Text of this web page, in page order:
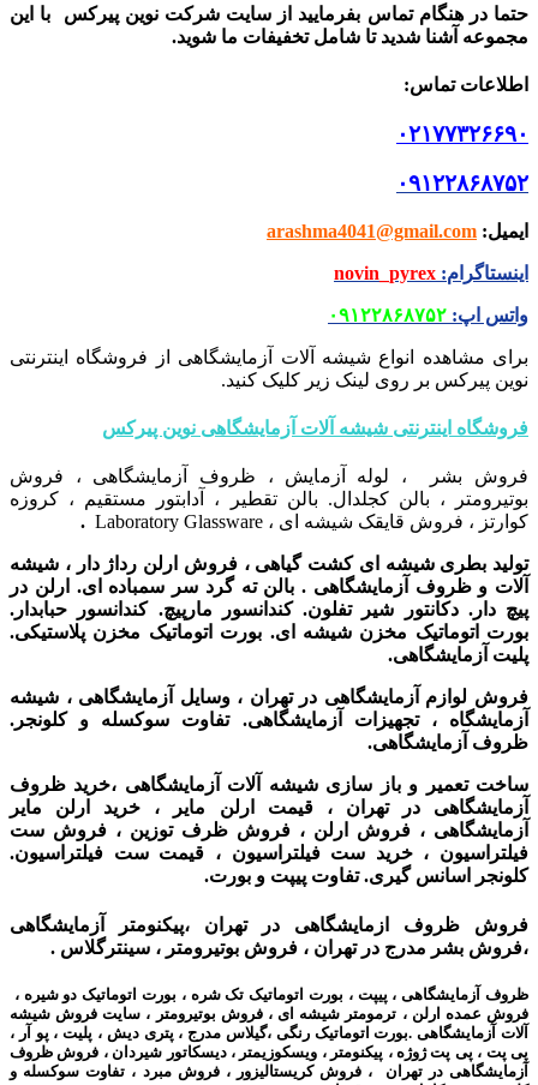
حتما در هنگام تماس بفرمایید از سایت شرکت نوین پیرکس
با این
مجموعه آشنا شدید تا شامل تخفیفات ما شوید.
اطلاعات تماس:
۰۲۱۷۷۳۲۶۶۹۰
۰۹۱۲۲۸۶۸۷۵۲
ایمیل:
arashma4041@gmail.com
اینستاگرام:
novin_pyrex
واتس اپ: ۰۹۱۲۲۸۶۸۷۵۲
برای مشاهده انواع شیشه آلات آزمایشگاهی از فروشگاه اینترنتی
نوین پیرکس بر روی لینک زیر کلیک کنید.
فروشگاه اینترنتی شیشه آلات آزمایشگاهی نوین پیرکس
فروش بشر ، لوله آزمایش ، ظروف آزمایشگاهی ، فروش
بوتیرومتر ، بالن کجلدال. بالن تقطیر ، آدابتور مستقیم ، کروزه
کوارتز ، فروش قایقک شیشه ای ، Laboratory Glassware
.
تولید بطری شیشه ای کشت گیاهی ، فروش ارلن رداژ دار ، شیشه
آلات و ظروف آزمایشگاهی . بالن ته گرد سر سمباده ای. ارلن در
پیچ دار. دکانتور شیر تفلون. کندانسور مارپیچ. کندانسور حبابدار.
بورت اتوماتیک مخزن شیشه ای. بورت اتوماتیک مخزن پلاستیکی.
پلیت آزمایشگاهی.
فروش لوازم آزمایشگاهی در تهران ، وسایل آزمایشگاهی ، شیشه
آزمایشگاه ، تجهیزات آزمایشگاهی. تفاوت سوکسله و کلونجر.
ظروف آزمایشگاهی.
ساخت تعمیر و باز سازی شیشه آلات آزمایشگاهی ،خرید ظروف
آزمایشگاهی در تهران ،قیمت ارلن مایر ، خرید ارلن مایر
آزمایشگاهی ، فروش ارلن ، فروش ظرف توزین ، فروش ست
فیلتراسیون ، خرید ست فیلتراسیون ، قیمت ست فیلتراسیون.
کلونجر اسانس گیری. تفاوت پیپت و بورت.
فروش ظروف ازمایشگاهی در تهران ،پیکنومتر آزمایشگاهی
،فروش بشر مدرج در تهران ، فروش بوتیرومتر ، سینترگلاس .
ظروف آزمایشگاهی ، پیپت ، بورت اتوماتیک تک شره ، بورت اتوماتیک دو شیره ،
فروش عمده ارلن ، ترمومتر شیشه ای ، فروش بوتیرومتر ، سایت فروش شیشه
آلات آزمایشگاهی .بورت اتوماتیک رنگی ،گیلاس مدرج ، پتری دیش ، پلیت ، پو آر ،
پی پت ، پی پت ژوژه ، پیکنومتر ، ویسکوزیمتر ، دیسکاتور شیردان ، فروش ظروف
آزمایشگاهی در تهران ، فروش کریستالیزور ، فروش مبرد ، تفاوت سوکسله و